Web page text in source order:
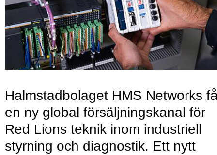
Halmstadbolaget HMS Networks
en ny global försäljningskanal för
Red Lions teknik inom industriell
styrning och diagnostik. Ett nytt